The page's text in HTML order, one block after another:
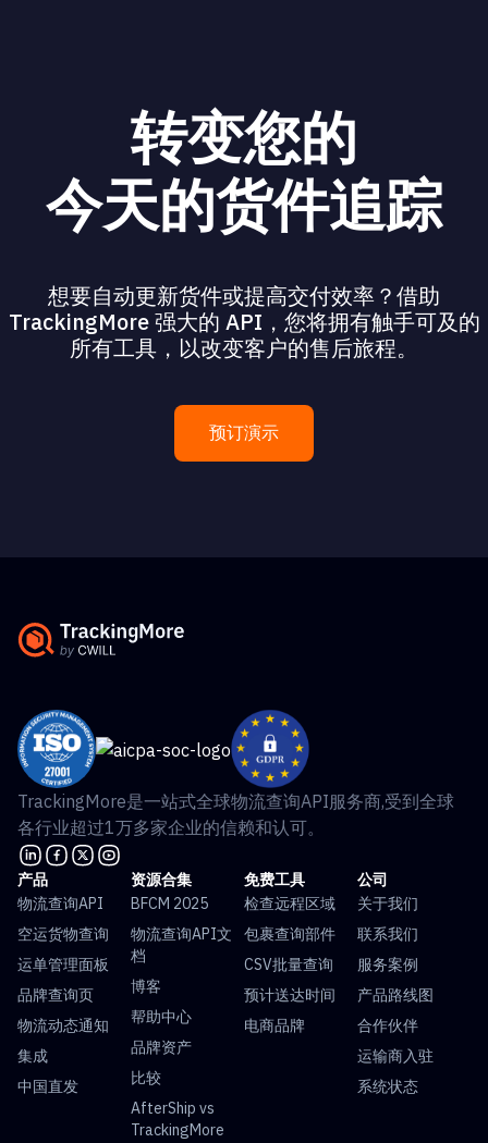
转变您的
今天的货件追踪
想要自动更新货件或提高交付效率？借助
TrackingMore 强大的 API，您将拥有触手可及的
所有工具，以改变客户的售后旅程。
预订演示
TrackingMore是一站式全球物流查询API服务商,受到全球
各行业超过1万多家企业的信赖和认可。
产品
物流查询API
空运货物查询
运单管理面板
品牌查询页
物流动态通知
集成
中国直发
资源合集
BFCM 2025
物流查询API文
档
博客
帮助中心
品牌资产
比较
AfterShip vs
TrackingMore
免费工具
检查远程区域
包裹查询部件
CSV批量查询
预计送达时间
电商品牌
公司
关于我们
联系我们
服务案例
产品路线图
合作伙伴
运输商入驻
系统状态